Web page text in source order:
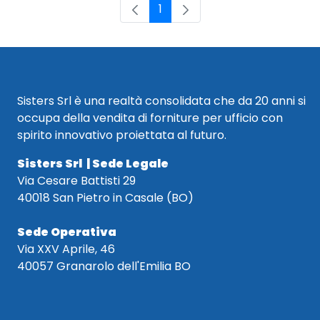
Pagina
1
Sisters Srl è una realtà consolidata che da 20 anni si
occupa della vendita di forniture per ufficio con
spirito innovativo proiettata al futuro.
Sisters Srl | Sede Legale
Via Cesare Battisti 29
40018 San Pietro in Casale (BO)
Sede Operativa
Via XXV Aprile, 46
40057 Granarolo dell'Emilia BO